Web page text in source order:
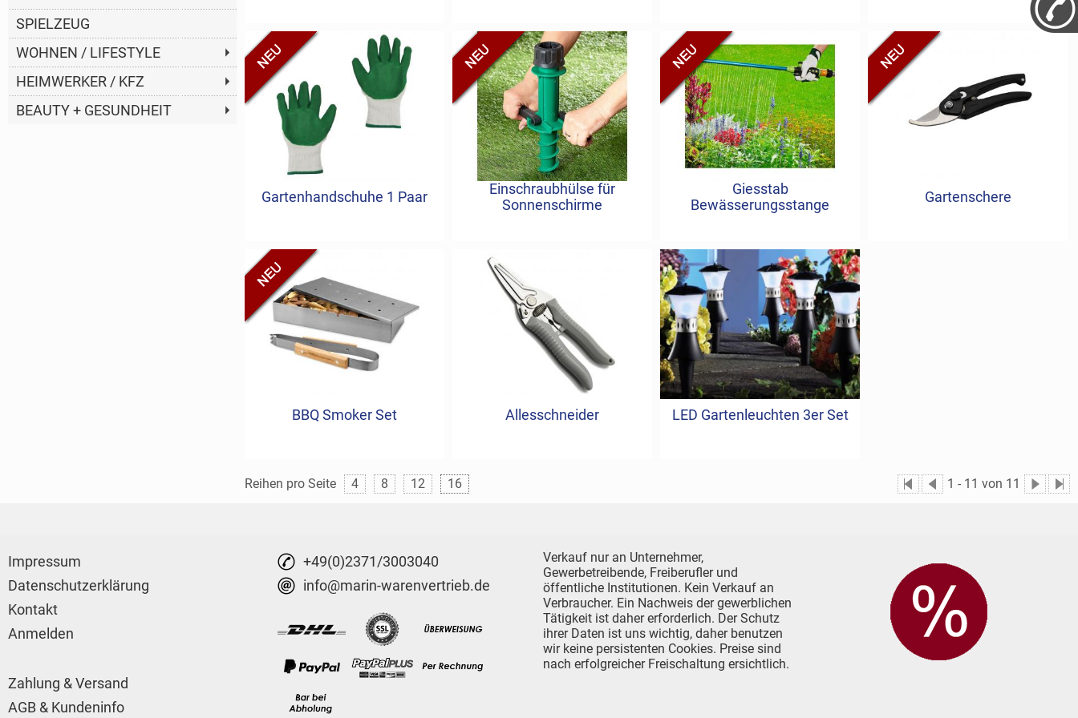
SPIELZEUG
WOHNEN / LIFESTYLE
HEIMWERKER / KFZ
BEAUTY + GESUNDHEIT
Gartenhandschuhe 1 Paar
Einschraubhülse für
Sonnenschirme
Giesstab
Bewässerungsstange
Gartenschere
BBQ Smoker Set Allesschneider LED Gartenleuchten 3er Set
Reihen pro Seite 4 8 12 16 1 - 11 von 11
Impressum
Datenschutzerklärung
Kontakt
Anmelden
Zahlung & Versand
AGB & Kundeninfo
+49(0)2371/3003040
info@marin-warenvertrieb.de
Verkauf nur an Unternehmer,
Gewerbetreibende, Freiberufler und
öffentliche Institutionen. Kein Verkauf an
Verbraucher. Ein Nachweis der gewerblichen
Tätigkeit ist daher erforderlich. Der Schutz
ihrer Daten ist uns wichtig, daher benutzen
wir keine persistenten Cookies. Preise sind
nach erfolgreicher Freischaltung ersichtlich.